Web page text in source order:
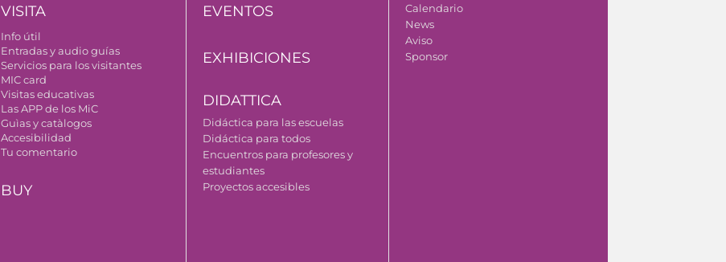
VISITA
Info útil
Entradas y audio guías
Servicios para los visitantes
MIC card
Visitas educativas
Las APP de los MiC
Guìas y catàlogos
Accesibilidad
Tu comentario
BUY
EVENTOS
EXHIBICIONES
DIDATTICA
Didáctica para las escuelas
Didáctica para todos
Encuentros para profesores y
estudiantes
Proyectos accesibles
Calendario
News
Aviso
Sponsor